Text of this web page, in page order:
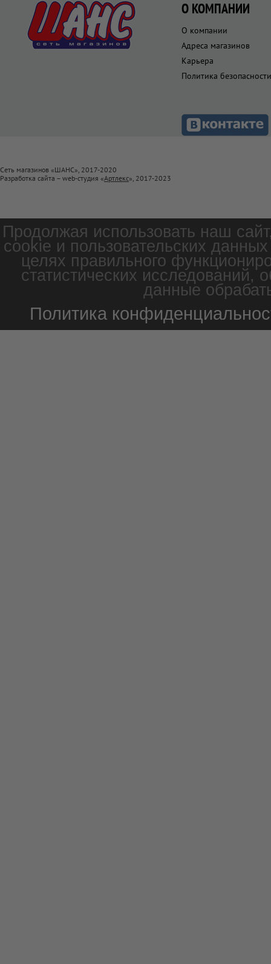
О КОМПАНИИ
О компании
Адреса магазинов
Карьера
Политика безопасности
Сеть магазинов «ШАНС», 2017-2020
Разработка сайта – web-студия «Артлекс», 2017-2023
Продолжая использовать наш
cookie и пользовательских
целях правильного
статистических
данные
Политика